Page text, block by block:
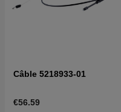
Câble 5218933-01
€56.59